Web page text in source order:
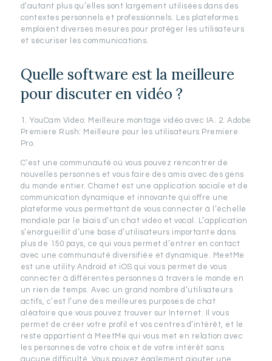
d’autant plus qu’elles sont largement utilisées dans des
contextes personnels et professionnels. Les plateformes
emploient diverses mesures pour protéger les utilisateurs
et sécuriser les communications.
Quelle software est la meilleure
pour discuter en vidéo ?
1. YouCam Video: Meilleure montage vidéo avec IA. 2. Adobe
Premiere Rush: Meilleure pour les utilisateurs Premiere
Pro.
C’est une communauté où vous pouvez rencontrer de
nouvelles personnes et vous faire des amis avec des gens
du monde entier. Chamet est une application sociale et de
communication dynamique et innovante qui offre une
plateforme vous permettant de vous connecter à l’échelle
mondiale par le biais d’un chat vidéo et vocal. L’application
s’enorgueillit d’une base d’utilisateurs importante dans
plus de 150 pays, ce qui vous permet d’entrer en contact
avec une communauté diversifiée et dynamique. MeetMe
est une utility Android et iOS qui vous permet de vous
connecter à différentes personnes à travers le monde en
un rien de temps. Avec un grand nombre d’utilisateurs
actifs, c’est l’une des meilleures purposes de chat
aléatoire que vous pouvez trouver sur Internet. Il vous
permet de créer votre profil et vos centres d’intérêt, et le
reste appartient à MeetMe qui vous met en relation avec
les personnes de votre choix et de votre intérêt sans
aucune difficulté. Vous pouvez également ajouter une